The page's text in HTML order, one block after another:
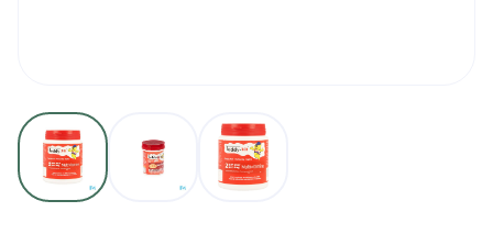
View larger imageView larger imageView larger image